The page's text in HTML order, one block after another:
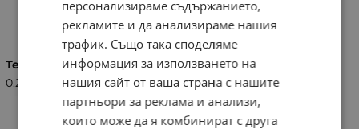
Характеристики
Тегло (кг.)
0.25
персонализираме съдържанието,
рекламите и да анализираме нашия
трафик. Също така споделяме
информация за използването на
нашия сайт от ваша страна с нашите
партньори за реклама и анализи,
които може да я комбинират с друга